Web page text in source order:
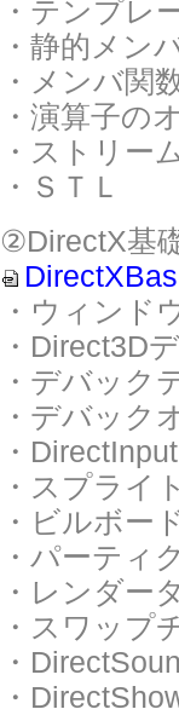
・テンプレ
・静的メン
・メンバ関
・演算子の
・ストリー
・ＳＴＬ
②DirectX基
・ウィンド
・Direct3D
・デバック
・デバック
・DirectInput
・スプライ
・ビルボー
・パーティ
・レンダー
・スワップ
・
・